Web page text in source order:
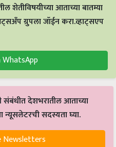
शेतीविषयीच्या आताच्या बातम्या
ग्रुपला जॉईन करा.व्हाट्सएप
WhatsApp
देशभरातील आताच्या
न्यूसलेटरची सदस्यता घ्या.
Newsletters